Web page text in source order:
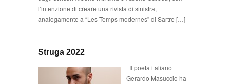
l’intenzione di creare una rivista di sinistra,
analogamente a “Les Temps modernes” di Sartre […]
Struga 2022
Il poeta italiano
Gerardo Masuccio ha